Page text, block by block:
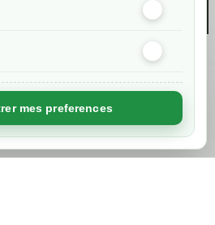
mes preferences
byNageoconcept